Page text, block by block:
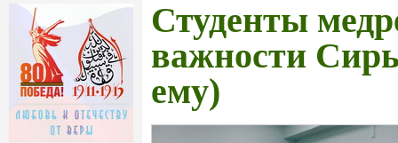
Студенты
важности
ему)